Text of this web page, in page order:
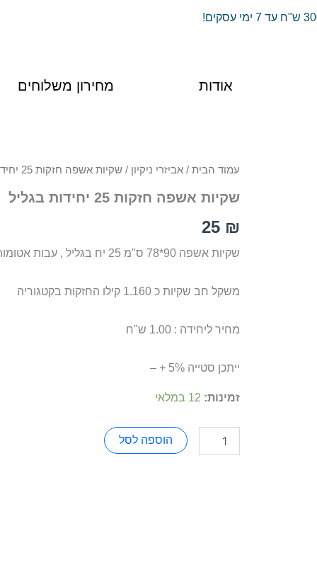
אודות מחירון משלוחים
עמוד הבית / אביזרי ניקיון / שקיות אשפה חזקות 25 יחידות בגליל
שקיות אשפה חזקות 25 יחידות בגליל
25 ₪
שקיות אשפה 90*78 ס"מ 25 יח בגליל , עבות אטומות וחזקות במיוחד נתלשות בקלות
משקל חב שקיות כ 1.160 קילו החזקות בקטגוריה
מחיר ליחידה : 1.00 ש"ח
ייתכן סטייה 5% + –
זמינות: 12 במלאי
כמות
שקיות
חזקות
יחידות
הוספה לסל